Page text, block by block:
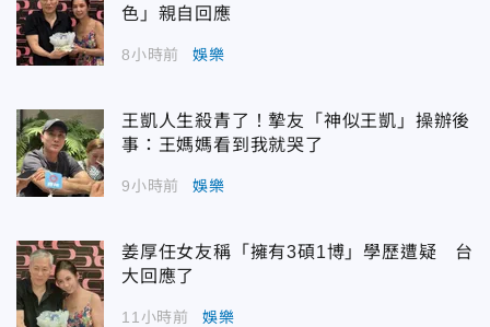
色」親自回應
8小時前 娛樂
王凱人生殺青了！摯友「神似王凱」操辦後
事：王媽媽看到我就哭了
9小時前 娛樂
姜厚任女友稱「擁有3碩1博」學歷遭疑 台
大回應了
11小時前 娛樂